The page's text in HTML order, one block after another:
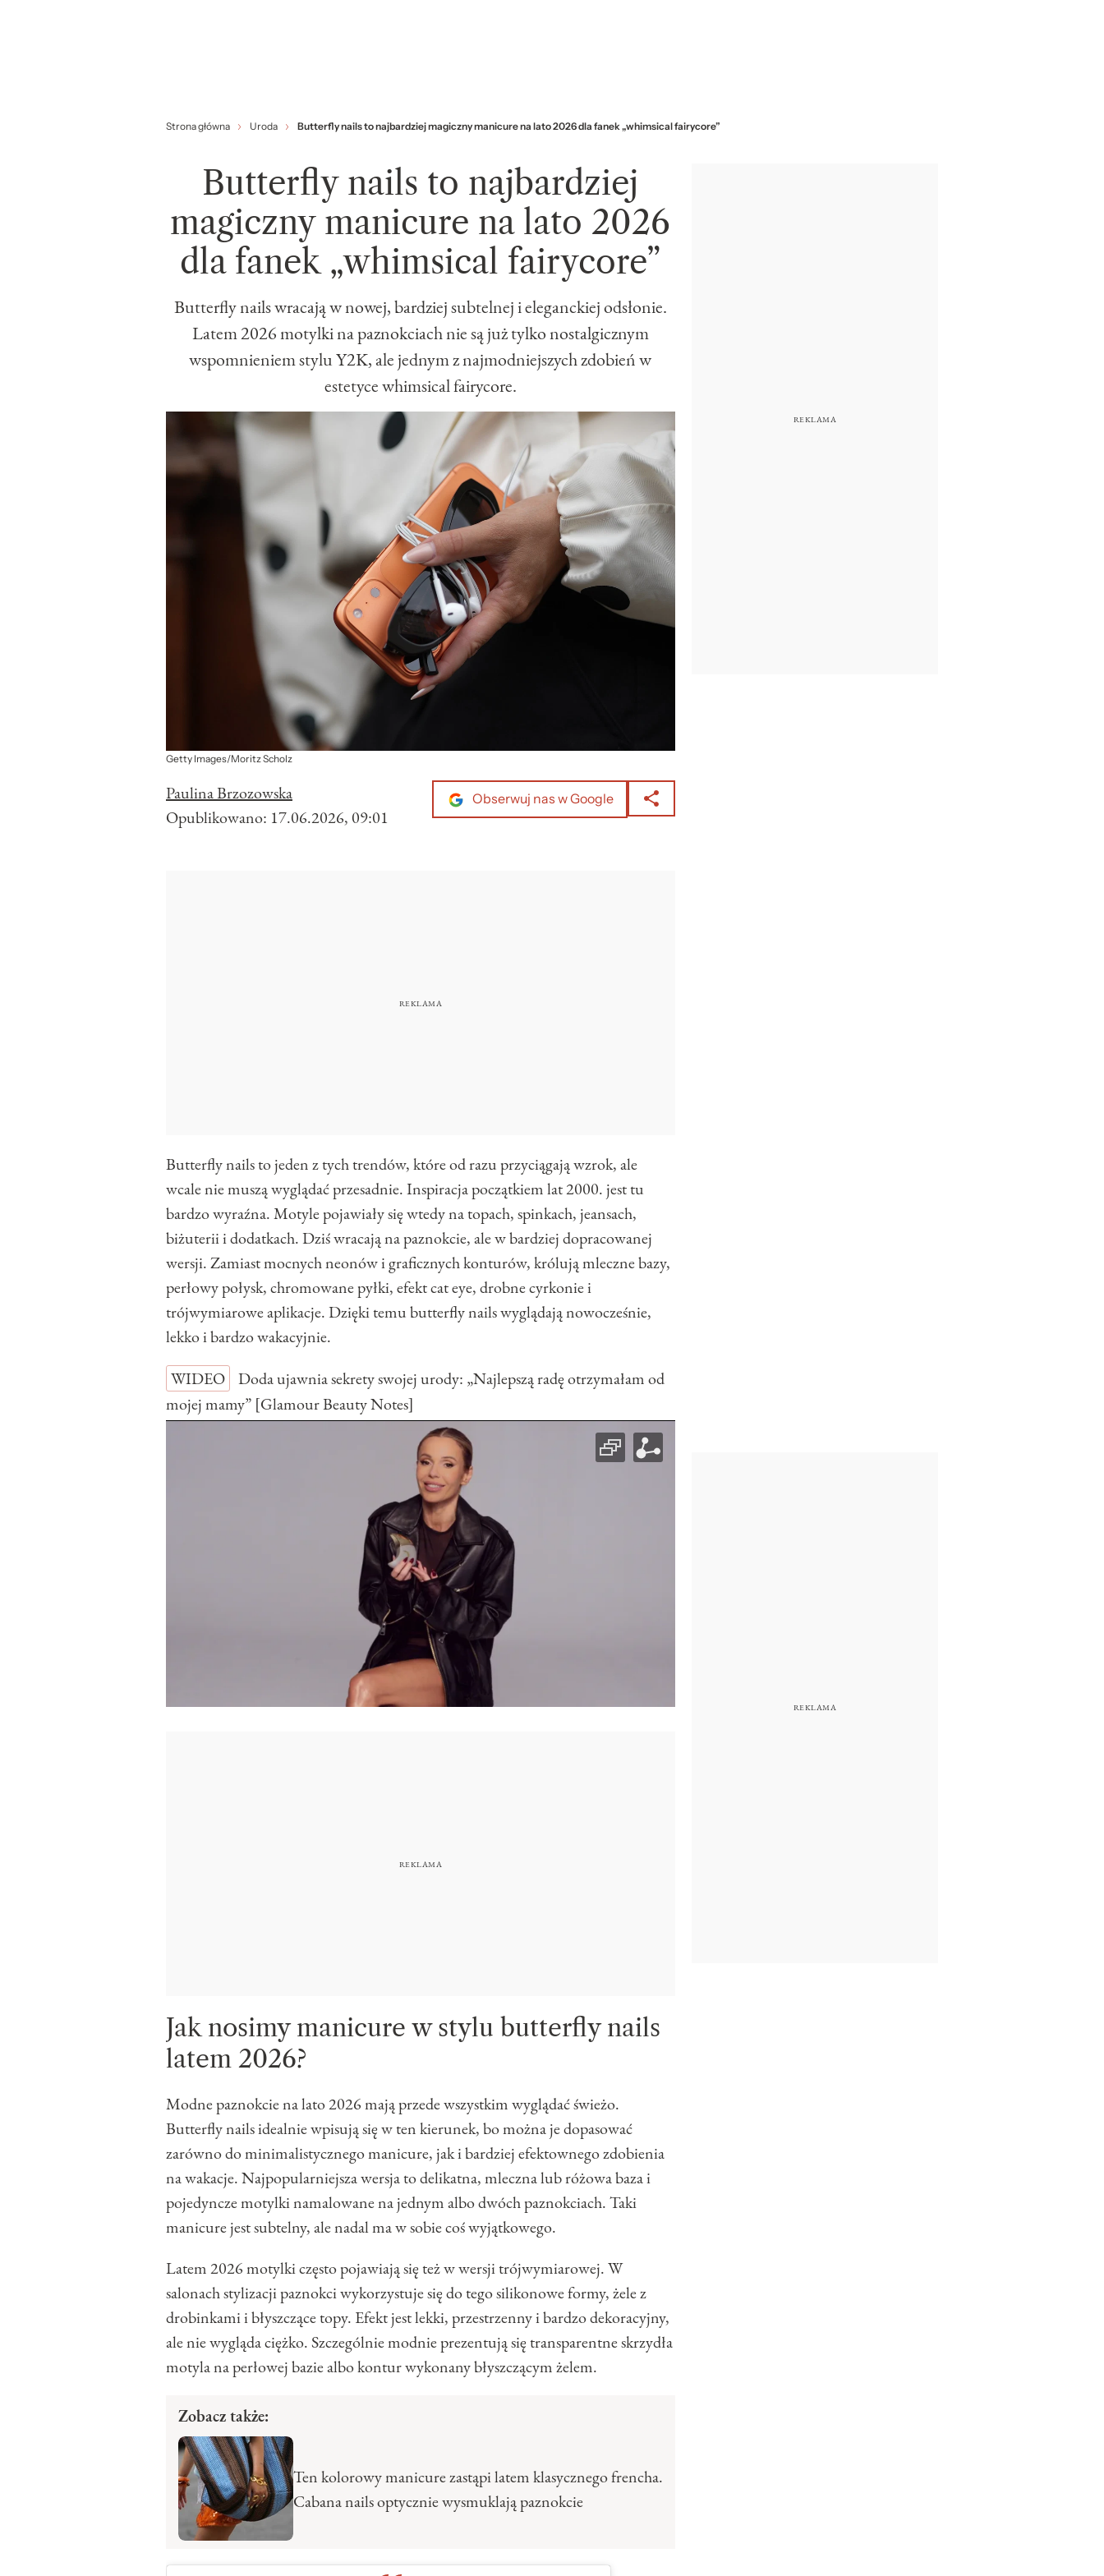
Strona główna Uroda Butterfly nails to najbardziej magiczny manicure na lato 2026 dla fanek „whimsical fairycore”
Butterfly nails to najbardziej
magiczny manicure na lato 2026
dla fanek „whimsical fairycore”
Butterfly nails wracają w nowej, bardziej subtelnej i eleganckiej odsłonie.
Latem 2026 motylki na paznokciach nie są już tylko nostalgicznym
wspomnieniem stylu Y2K, ale jednym z najmodniejszych zdobień w
estetyce whimsical fairycore.
Getty Images/Moritz Scholz
Paulina Brzozowska
Opublikowano: 17.06.2026, 09:01
Obserwuj nas w Google
Butterfly nails to jeden z tych trendów, które od razu przyciągają wzrok, ale
wcale nie muszą wyglądać przesadnie. Inspiracja początkiem lat 2000. jest tu
bardzo wyraźna. Motyle pojawiały się wtedy na topach, spinkach, jeansach,
biżuterii i dodatkach. Dziś wracają na paznokcie, ale w bardziej dopracowanej
wersji. Zamiast mocnych neonów i graficznych konturów, królują mleczne bazy,
perłowy połysk, chromowane pyłki, efekt cat eye, drobne cyrkonie i
trójwymiarowe aplikacje. Dzięki temu butterfly nails wyglądają nowocześnie,
lekko i bardzo wakacyjnie.
WIDEO
Doda ujawnia sekrety swojej urody: „Najlepszą radę otrzymałam od
mojej mamy” [Glamour Beauty Notes]
Jak nosimy manicure w stylu butterfly nails
latem 2026?
Modne paznokcie na lato 2026 mają przede wszystkim wyglądać świeżo.
Butterfly nails idealnie wpisują się w ten kierunek, bo można je dopasować
zarówno do minimalistycznego manicure, jak i bardziej efektownego zdobienia
na wakacje. Najpopularniejsza wersja to delikatna, mleczna lub różowa baza i
pojedyncze motylki namalowane na jednym albo dwóch paznokciach. Taki
manicure jest subtelny, ale nadal ma w sobie coś wyjątkowego.
Latem 2026 motylki często pojawiają się też w wersji trójwymiarowej. W
salonach stylizacji paznokci wykorzystuje się do tego silikonowe formy, żele z
drobinkami i błyszczące topy. Efekt jest lekki, przestrzenny i bardzo dekoracyjny,
ale nie wygląda ciężko. Szczególnie modnie prezentują się transparentne skrzydła
motyla na perłowej bazie albo kontur wykonany błyszczącym żelem.
Zobacz także:
Ten kolorowy manicure zastąpi latem klasycznego frencha.
Cabana nails optycznie wysmuklają paznokcie